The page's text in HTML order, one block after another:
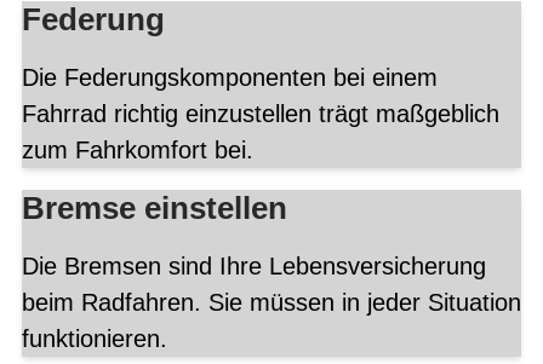
Federung
Die Federungskomponenten bei einem
Fahrrad richtig einzustellen trägt maßgeblich
zum Fahrkomfort bei.
Bremse einstellen
Die Bremsen sind Ihre Lebensversicherung
beim Radfahren. Sie müssen in jeder Situation
funktionieren.